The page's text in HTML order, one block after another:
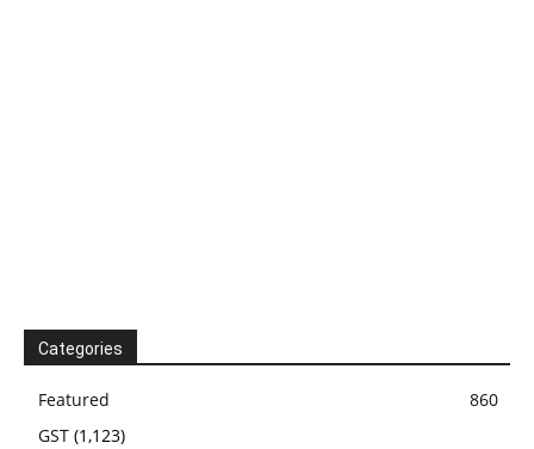
Categories
Featured
860
GST (1,123)